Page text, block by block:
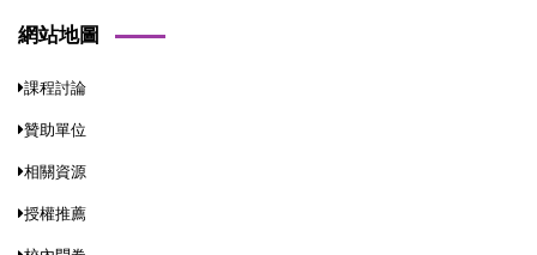
網站地圖
課程討論
贊助單位
相關資源
授權推薦